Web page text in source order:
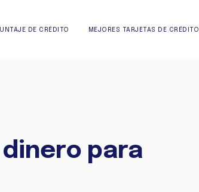
DE CRÉDITO MEJORES TARJETAS DE CRÉDITO
para